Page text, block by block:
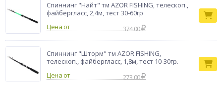
Спиннинг "Найт" тм AZOR FISHING, телескоп.,
файбергласс, 2,4м, тест 30-60гр
Цена от
374.00
Спиннинг "Шторм" тм AZOR FISHING,
телескоп., файбергласс, 1,8м, тест 10-30гр.
Цена от
273.00